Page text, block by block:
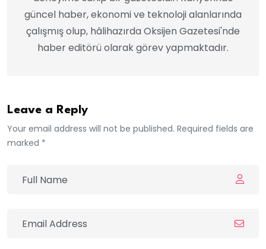
güncel haber, ekonomi ve teknoloji alanlarında
çalışmış olup, hâlihazırda Oksijen Gazetesi'nde
haber editörü olarak görev yapmaktadır.
Leave a Reply
Your email address will not be published. Required fields are
marked *